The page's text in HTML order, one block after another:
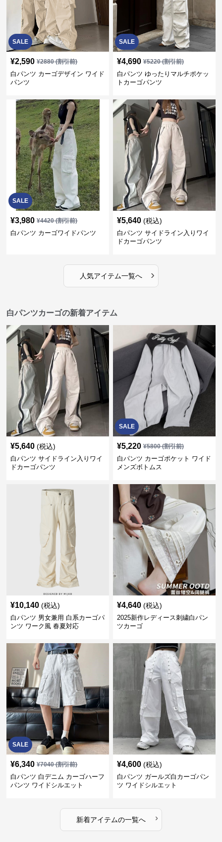
SALE
¥2,590 ¥2880(割引前)
白パンツ カーゴデザイン ワイド
パンツ
SALE
¥4,690 ¥5220(割引前)
白パンツ ゆったりマルチポケッ
トカーゴパンツ
SALE
¥3,980 ¥4420(割引前)
白パンツ カーゴワイドパンツ
¥5,640 (税込)
白パンツ サイドライン入りワイ
ドカーゴパンツ
人気アイテム一覧へ ›
白パンツカーゴの新着アイテム
¥5,640 (税込)
白パンツ サイドライン入りワイ
ドカーゴパンツ
SALE
¥5,220 ¥5800(割引前)
白パンツ カーゴポケット ワイド
メンズボトムス
¥10,140 (税込)
白パンツ 男女兼用 白系カーゴパ
ンツ ワーク風 春夏対応
¥4,640 (税込)
2025新作レディース刺繍白パン
ツカーゴ
SALE
¥6,340 ¥7040(割引前)
白パンツ 白デニム カーゴハーフ
パンツ ワイドシルエット
¥4,600 (税込)
白パンツ ガールズ白カーゴパン
ツ ワイドシルエット
新着アイテムの一覧へ ›